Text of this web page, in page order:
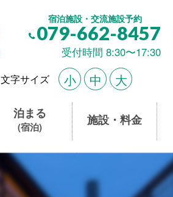
宿泊施設・交流施設予約
079-662-8457
受付時間 8:30〜17:30
文字サイズ 小 中 大
泊まる
(宿泊) 施設・料金